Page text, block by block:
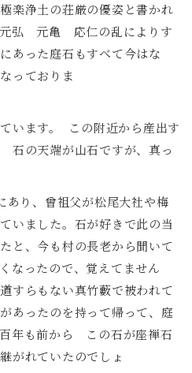
楽浄土の荘厳の優姿と書かれ
弘 元亀 応仁の乱によりす
あった庭石もすべて今はな
っておりま
います。 この附近から産出す
石の天端が山石ですが、真っ
あり、曾祖父が松尾大社や梅
いました。石が好きで此の当
と、今も村の長老から聞いて
なったので、覚えてません
すらもない真竹藪で被われて
あったのを持って帰って、庭
年も前から この石が座禅石
がれていたのでしょ